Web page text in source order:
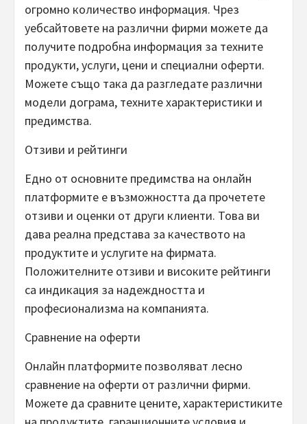
огромно количество информация. Чрез
уебсайтовете на различни фирми можете да
получите подробна информация за техните
продукти, услуги, цени и специални оферти.
Можете също така да разгледате различни
модели дограма, техните характеристики и
предимства.
Отзиви и рейтинги
Едно от основните предимства на онлайн
платформите е възможността да прочетете
отзиви и оценки от други клиенти. Това ви
дава реална представа за качеството на
продуктите и услугите на фирмата.
Положителните отзиви и високите рейтинги
са индикация за надеждността и
професионализма на компанията.
Сравнение на оферти
Онлайн платформите позволяват лесно
сравнение на оферти от различни фирми.
Можете да сравните цените, характеристиките